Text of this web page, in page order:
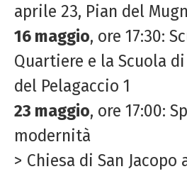
aprile 23, Pian del
16 maggio, ore 17:30:
Quartiere e la Scuola
del Pelagaccio 1
23 maggio, ore 17:00:
modernità
> Chiesa di San Jacopo